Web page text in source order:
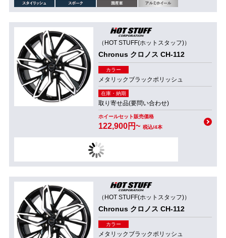
（HOT STUFF(ホットスタッフ)）
Chronus クロノス CH-112
カラー
メタリックブラックポリッシュ
在庫・納期
取り寄せ品(要問い合わせ)
ホイールセット販売価格
122,900円~ 税込/4本
（HOT STUFF(ホットスタッフ)）
Chronus クロノス CH-112
カラー
メタリックブラックポリッシュ